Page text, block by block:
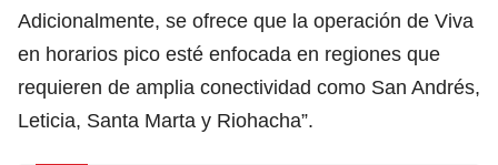
Adicionalmente, se ofrece que la operación de Viva
en horarios pico esté enfocada en regiones que
requieren de amplia conectividad como San Andrés,
Leticia, Santa Marta y Riohacha”.